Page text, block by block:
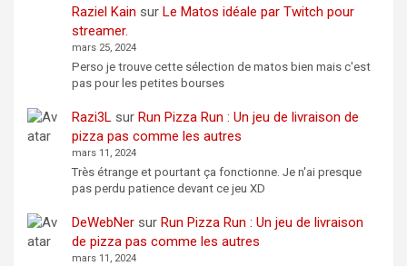
Raziel Kain sur Le Matos idéale par Twitch pour
streamer.
mars 25, 2024
Perso je trouve cette sélection de matos bien mais c'est
pas pour les petites bourses
Razi3Lsur Run Pizza Run : Un jeu de livraison de
pizza pas comme les autres
mars 11, 2024
Très étrange et pourtant ça fonctionne. Je n'ai presque
pas perdu patience devant ce jeu XD
DeWebNersur Run Pizza Run : Un jeu de livraison
de pizza pas comme les autres
mars 11, 2024